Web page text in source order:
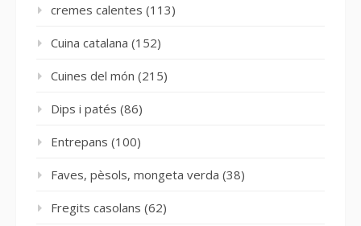
cremes calentes (113)
Cuina catalana (152)
Cuines del món (215)
Dips i patés (86)
Entrepans (100)
Faves, pèsols, mongeta verda (38)
Fregits casolans (62)